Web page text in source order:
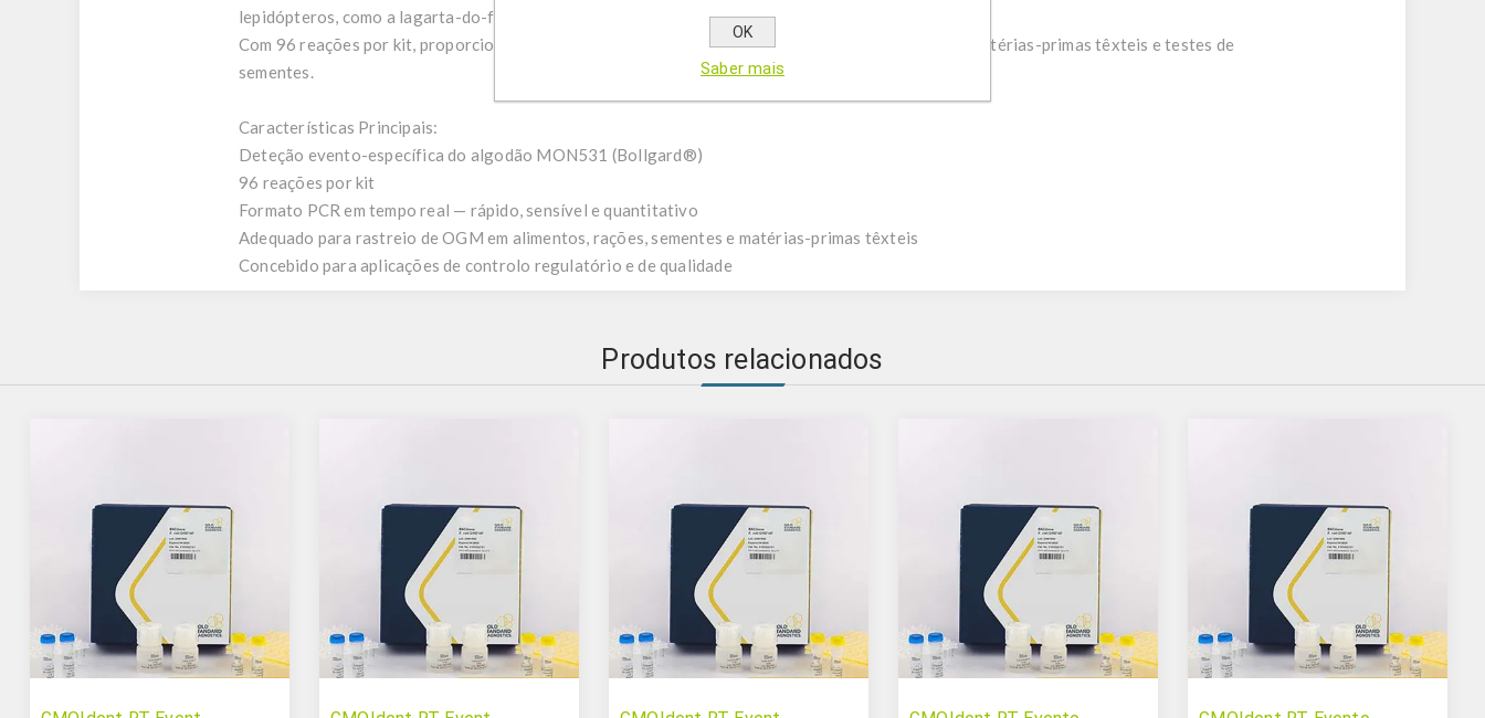
lepidópteros, como a lagarta-do-fumo e o bicudo.
Com 96 reações por kit, proporciona deteção de OGM sensível e específica em alimentos, rações, matérias-primas têxteis e testes de
sementes.
Características Principais:
Deteção evento-específica do algodão MON531 (Bollgard®)
96 reações por kit
Formato PCR em tempo real — rápido, sensível e quantitativo
Adequado para rastreio de OGM em alimentos, rações, sementes e matérias-primas têxteis
Concebido para aplicações de controlo regulatório e de qualidade
Produtos relacionados
OK
Saber mais